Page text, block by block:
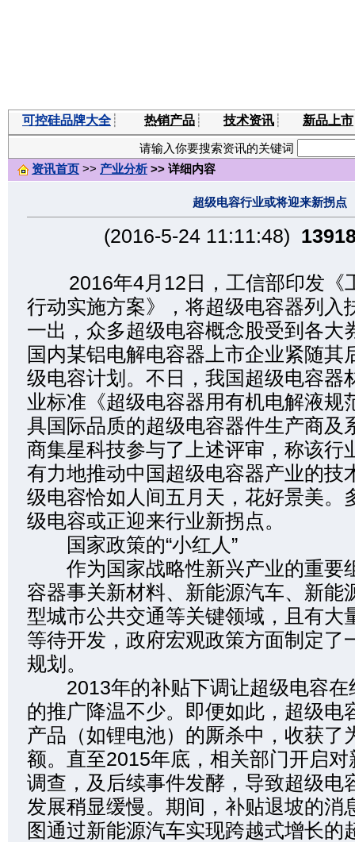
可控硅品牌大全 ┊ 热销产品 ┊ 技术资讯 ┊ 新品上市
请输入你要搜索资讯的关键词
资讯首页 >> 产业分析>> 详细内容
超级电容行业或将迎来新拐点
(2016-5-24 11:11:48)
2016年4月12日，工信部印发《
行动实施方案》，将超级电容器列入
一出，众多超级电容概念股受到各大
国内某铝电解电容器上市企业紧随其
级电容计划。不日，我国超级电容器
业标准《超级电容器用有机电解液规
具国际品质的超级电容器件生产商及
商集星科技参与了上述评审，称该行
有力地推动中国超级电容器产业的技
级电容恰如人间五月天，花好景美。
级电容或正迎来行业新拐点。
国家政策的“小红人”
作为国家战略性新兴产业的重要
容器事关新材料、新能源汽车、新能
型城市公共交通等关键领域，且有大
等待开发，政府宏观政策方面制定了
规划。
2013年的补贴下调让超级电容在
的推广降温不少。即便如此，超级电
产品（如锂电池）的厮杀中，收获了
额。直至2015年底，相关部门开启
调查，及后续事件发酵，导致超级电
发展稍显缓慢。期间，补贴退坡的消
图通过新能源汽车实现跨越式增长的